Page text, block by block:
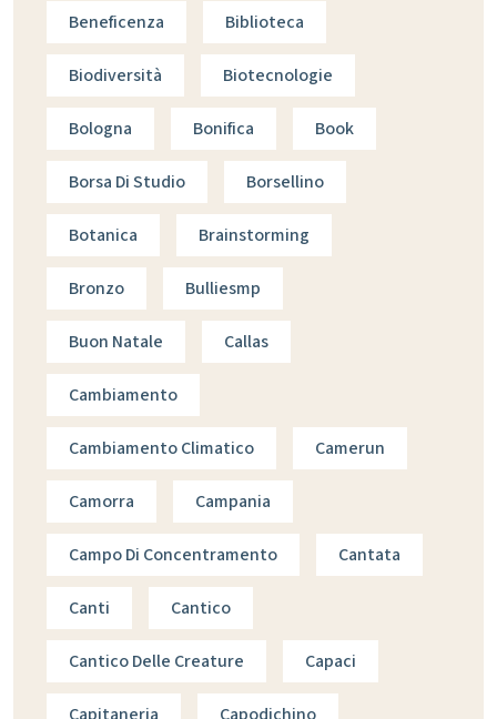
Beneficenza Biblioteca
Biodiversità Biotecnologie
Bologna Bonifica Book
Borsa Di Studio Borsellino
Botanica Brainstorming
Bronzo Bulliesmp
Buon Natale Callas
Cambiamento
Cambiamento Climatico Camerun
Camorra Campania
Campo Di Concentramento Cantata
Canti Cantico
Cantico Delle Creature Capaci
Capitaneria Capodichino